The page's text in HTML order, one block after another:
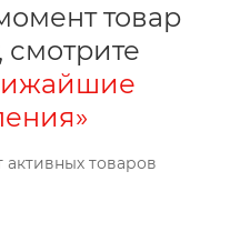
товар
смотрите
товаров